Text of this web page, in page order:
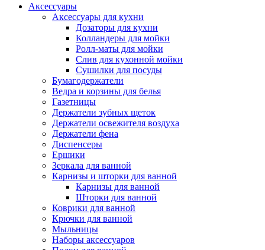
Аксессуары
Аксессуары для кухни
Дозаторы для кухни
Колландеры для мойки
Ролл-маты для мойки
Слив для кухонной мойки
Сушилки для посуды
Бумагодержатели
Ведра и корзины для белья
Газетницы
Держатели зубных щеток
Держатели освежителя воздуха
Держатели фена
Диспенсеры
Ершики
Зеркала для ванной
Карнизы и шторки для ванной
Карнизы для ванной
Шторки для ванной
Коврики для ванной
Крючки для ванной
Мыльницы
Наборы аксессуаров